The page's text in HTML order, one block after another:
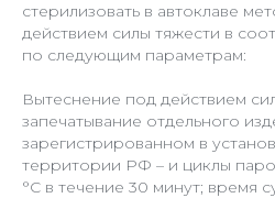
стерилизовать в автоклаве
действием силы тяжести в
по следующим параметрам:
Вытеснение под действием
запечатывание отдельного
зарегистрированном в
территории РФ – и циклы
°С в течение 30 минут; время